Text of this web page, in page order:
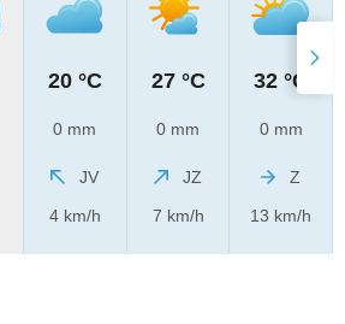
20 °C
0 mm
JV
4 km/h
27 °C
0 mm
JZ
7 km/h
32 °C
0 mm
Z
13 km/h